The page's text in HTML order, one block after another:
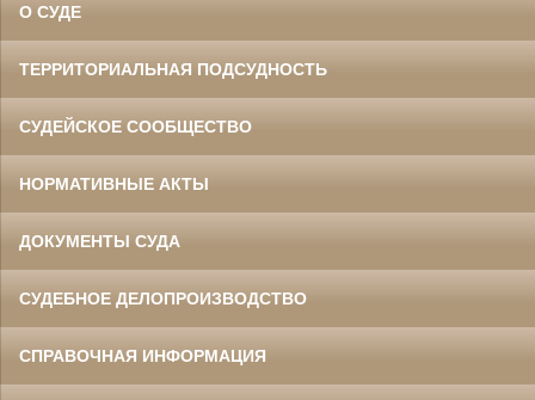
О СУДЕ
ТЕРРИТОРИАЛЬНАЯ ПОДСУДНОСТЬ
СУДЕЙСКОЕ СООБЩЕСТВО
НОРМАТИВНЫЕ АКТЫ
ДОКУМЕНТЫ СУДА
СУДЕБНОЕ ДЕЛОПРОИЗВОДСТВО
СПРАВОЧНАЯ ИНФОРМАЦИЯ